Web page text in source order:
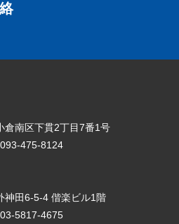
倉南区下貫2丁目7番1号
475-8124
神田6-5-4 偕楽ビル1階
5817-4675